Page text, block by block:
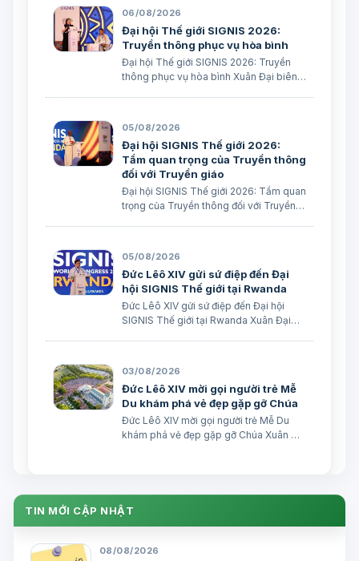
06/08/2026
Đại hội Thế giới SIGNIS 2026:
Truyền thông phục vụ hòa bình
Đại hội Thế giới SIGNIS 2026: Truyền
thông phục vụ hòa bình Xuân Đại biên
05/08/2026
Đại hội SIGNIS Thế giới 2026:
Tầm quan trọng của Truyền thông
đối với Truyền giáo
Đại hội SIGNIS Thế giới 2026: Tầm quan
trọng của Truyền thông đối với Truyền
05/08/2026
Đức Lêô XIV gửi sứ điệp đến Đại
hội SIGNIS Thế giới tại Rwanda
Đức Lêô XIV gửi sứ điệp đến Đại hội
SIGNIS Thế giới tại Rwanda Xuân Đại
Cha Lêô XIV kêu gọi những người làm
truyền thông C…
03/08/2026
Đức Lêô XIV mời gọi người trẻ Mễ
Du khám phá vẻ đẹp gặp gỡ Chúa
Đức Lêô XIV mời gọi người trẻ Mễ Du
khám phá vẻ đẹp gặp gỡ Chúa Xuân Đại
do Đức Hồng y Quốc vụ khanh Tòa
Thánh …
TIN MỚI CẬP NHẬT
08/08/2026